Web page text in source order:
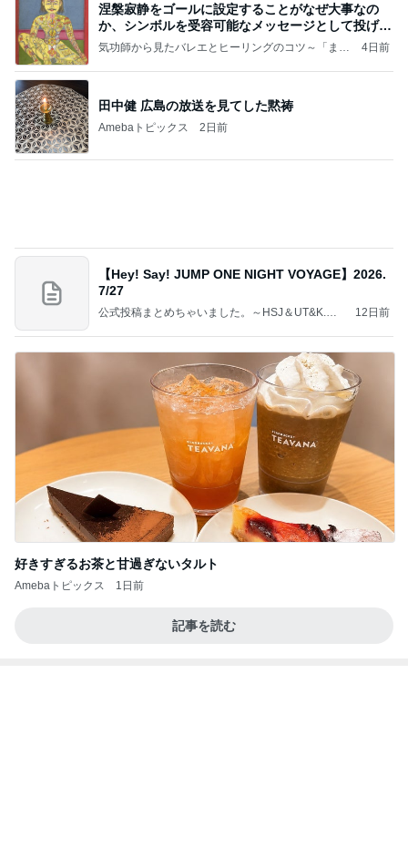
涅槃寂静をゴールに設定することがなぜ大事なの
か、シンボルを受容可能なメッセージとして投げる
ことが
気功師から見たバレエとヒーリングのコツ～「まと
4日前
田中健 広島の放送を見てした黙祷
Amebaトピックス 2日前
【Hey! Say! JUMP ONE NIGHT VOYAGE】2026.
7/27
公式投稿まとめちゃいました。～HSJ＆UT&K.O.
12日前
好きすぎるお茶と甘過ぎないタルト
Amebaトピックス 1日前
記事を読む